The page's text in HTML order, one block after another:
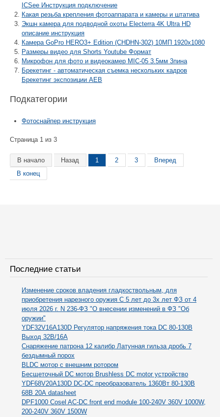
ICSee Инструкция подключение
Какая резьба крепления фотоаппарата и камеры и штатива
Экшн камера для подводной охоты Electerra 4K Ultra HD
описание инструкция
Камера GoPro HERO3+ Edition (CHDHN-302) 10МП 1920x1080
Размеры видео для Shorts Youtube Формат
Микрофон для фото и видеокамер MIC-05 3.5мм 3пина
Брекетинг - автоматическая съемка нескольких кадров
Брекетинг экспозиции AEB
Подкатегории
Фотоснайпер инструкция
Страница 1 из 3
В начало Назад 1 2 3
Вперед
В конец
Последние статьи
Изменение сроков владения гладкоствольным, для
приобретения нарезного оружия С 5 лет до 3х лет ФЗ от 4
июля 2026 г. N 236-ФЗ "О внесении изменений в ФЗ "Об
оружии"
YDF32V16A130D Регулятор напряжения тока DC 80-130В
Выход 32В/16А
Снаряжение патрона 12 калибр Латунная гильза дробь 7
бездымный порох
BLDC мотор с внешним ротором
Бесщеточный DC мотор Brushless DC motor устройство
YDF68V20A130D DC-DC преобразователь 1360Вт 80-130В
68В 20А datasheet
DPF1000 Cosel AC-DC front end module 100-240V 360V 1000W,
200-240V 360V 1500W